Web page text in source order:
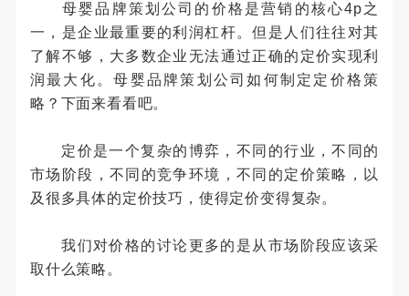
母婴品牌策划公司的价格是营销的核心4p之
一，是企业最重要的利润杠杆。但是人们往往对其
了解不够，大多数企业无法通过正确的定价实现利
润最大化。母婴品牌策划公司如何制定定价格策
略？下面来看看吧。
定价是一个复杂的博弈，不同的行业，不同的
市场阶段，不同的竞争环境，不同的定价策略，以
及很多具体的定价技巧，使得定价变得复杂。
我们对价格的讨论更多的是从市场阶段应该采
取什么策略。